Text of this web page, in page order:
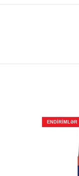
ENDIRIMLƏR